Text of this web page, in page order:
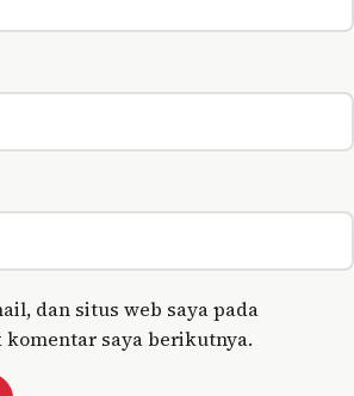
dan situs web saya pada
saya berikutnya.